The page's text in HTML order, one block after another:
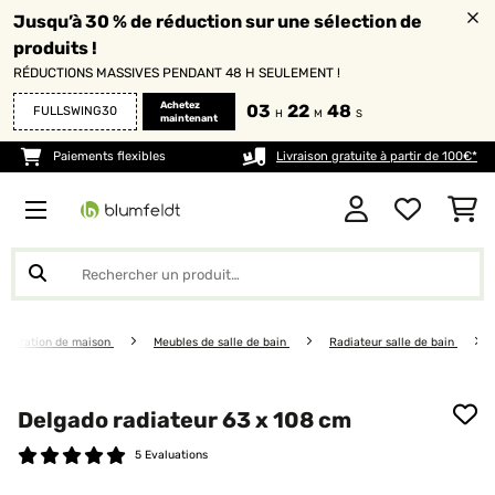
Jusqu’à 30 % de réduction sur une sélection de
produits !
RÉDUCTIONS MASSIVES PENDANT 48 H SEULEMENT !
FULLSWING30
Achetez
maintenant
03 H 22 M 47 S
Paiements flexibles Livraison gratuite à partir de 100€*
de maison Meubles de salle de bain Radiateur salle de bain
Delgado radiateur 63 x 108 cm
5 Evaluations